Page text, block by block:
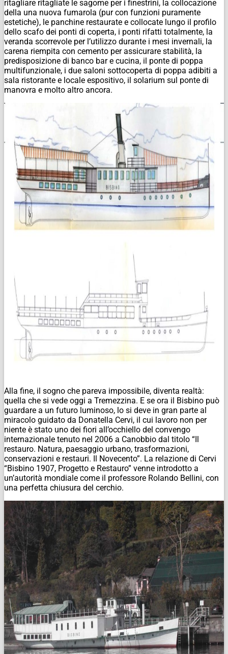
ritagliare ritagliate le sagome per i finestrini, la collocazione
della una nuova fumarola (pur con funzioni puramente
estetiche), le panchine restaurate e collocate lungo il profilo
dello scafo dei ponti di coperta, i ponti rifatti totalmente, la
veranda scorrevole per l’utilizzo durante i mesi invernali, la
carena riempita con cemento per assicurare stabilità, la
predisposizione di banco bar e cucina, il ponte di poppa
multifunzionale, i due saloni sottocoperta di poppa adibiti a
sala ristorante e locale espositivo, il solarium sul ponte di
manovra e molto altro ancora.
Alla fine, il sogno che pareva impossibile, diventa realtà:
quella che si vede oggi a Tremezzina. E se ora il Bisbino può
guardare a un futuro luminoso, lo si deve in gran parte al
miracolo guidato da Donatella Cervi, il cui lavoro non per
niente è stato uno dei fiori all’occhiello del convengo
internazionale tenuto nel 2006 a Canobbio dal titolo “Il
restauro. Natura, paesaggio urbano, trasformazioni,
conservazioni e restauri. Il Novecento”. La relazione di Cervi
“Bisbino 1907, Progetto e Restauro” venne introdotto a
un’autorità mondiale come il professore Rolando Bellini, con
una perfetta chiusura del cerchio.